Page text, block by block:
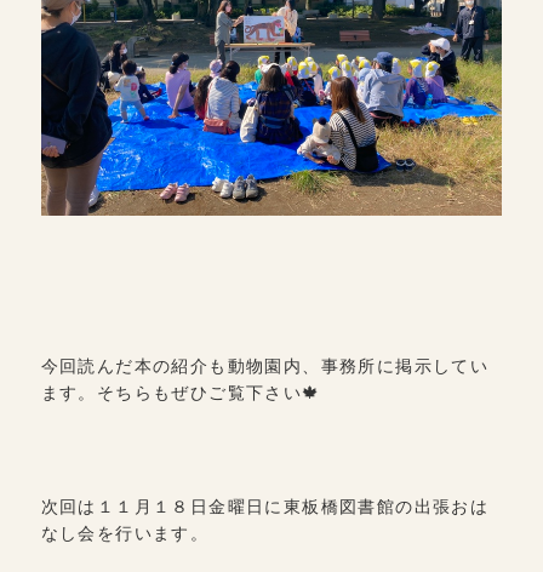
今回読んだ本の紹介も動物園内、事務所に掲示してい
ます。そちらもぜひご覧下さい🍁
次回は１１月１８日金曜日に東板橋図書館の出張おは
なし会を行います。